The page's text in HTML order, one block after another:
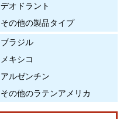
デオドラント
その他の製品タイプ
ブラジル
メキシコ
アルゼンチン
その他のラテンアメリカ